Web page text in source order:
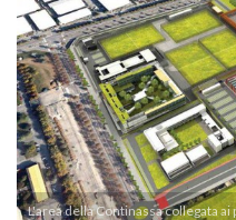
L'area della Continassa collegata